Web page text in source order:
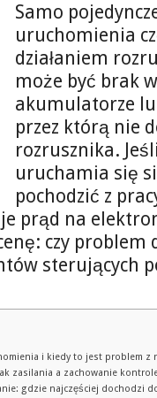
Samo
uruchomienia
działaniem
może być brak
akumulatorze
przez którą nie
rozrusznika.
uruchamia się
pochodzić z
prąd na
czy problem
sterujących
i kiedy to jest problem z
zasilania a zachowanie
gdzie najczęściej dochodzi